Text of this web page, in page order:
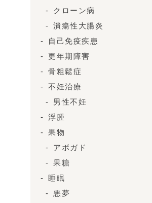
クローン病
潰瘍性大腸炎
自己免疫疾患
更年期障害
骨粗鬆症
不妊治療
男性不妊
浮腫
果物
アボガド
果糖
睡眠
悪夢